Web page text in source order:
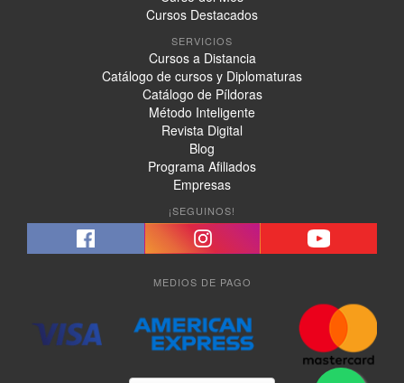
Cursos Destacados
SERVICIOS
Cursos a Distancia
Catálogo de cursos y Diplomaturas
Catálogo de Píldoras
Método Inteligente
Revista Digital
Blog
Programa Afiliados
Empresas
¡SEGUINOS!
MEDIOS DE PAGO